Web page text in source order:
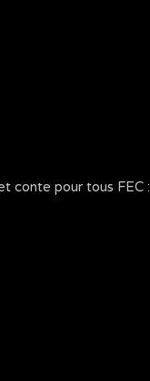
conte pour tous FEC :